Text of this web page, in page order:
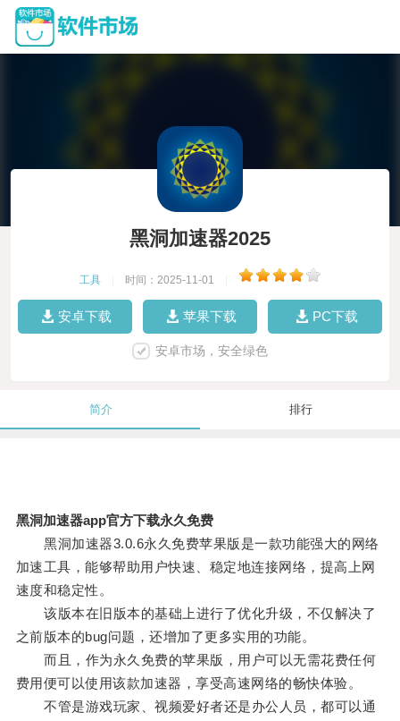
黑洞加速器2025
工具 时间：2025-11-01
安卓下载 苹果下载 PC下载
安卓市场，安全绿色
简介 排行
黑洞加速器app官方下载永久免费
黑洞加速器3.0.6永久免费苹果版是一款功能强大的网络
加速工具，能够帮助用户快速、稳定地连接网络，提高上网
速度和稳定性。
该版本在旧版本的基础上进行了优化升级，不仅解决了
之前版本的bug问题，还增加了更多实用的功能。
而且，作为永久免费的苹果版，用户可以无需花费任何
费用便可以使用该款加速器，享受高速网络的畅快体验。
不管是游戏玩家、视频爱好者还是办公人员，都可以通